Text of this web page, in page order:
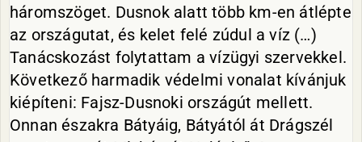
háromszöget. Dusnok alatt több km-en átlépte
az országutat, és kelet felé zúdul a víz (…)
Tanácskozást folytattam a vízügyi szervekkel.
Következő harmadik védelmi vonalat kívánjuk
kiépíteni: Fajsz-Dusnoki országút mellett.
Onnan északra Bátyáig, Bátyától át Drágszél